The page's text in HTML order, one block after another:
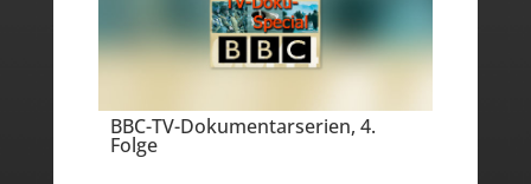
BBC-TV-Dokumentarserien, 4.
Folge